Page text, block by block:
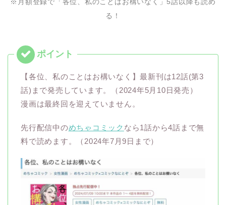
る！
【各位、私のことはお構いなく】最新刊は12話(第3
話)まで発売しています。（2024年5月10日発売）
漫画は最終回を迎えていません。
先行配信中のめちゃコミック なら1話から4話まで無
料で読めます。（2024年7月9日まで）